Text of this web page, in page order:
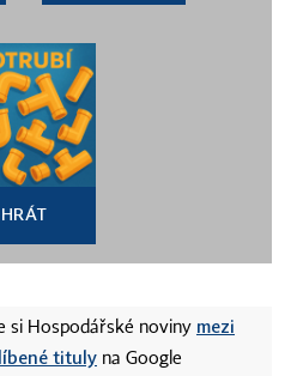
HRÁT
si Hospodářské noviny mezi
tituly na Google